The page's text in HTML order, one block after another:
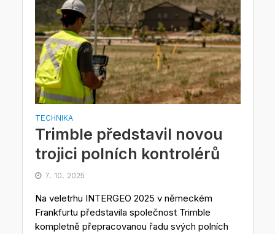
TECHNIKA
Trimble představil novou
trojici polních kontrolérů
7. 10. 2025
Na veletrhu INTERGEO 2025 v německém
Frankfurtu představila společnost Trimble
kompletně přepracovanou řadu svých polních